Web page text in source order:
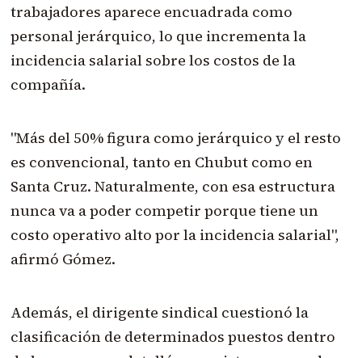
trabajadores aparece encuadrada como
personal jerárquico, lo que incrementa la
incidencia salarial sobre los costos de la
compañía.
"Más del 50% figura como jerárquico y el resto
es convencional, tanto en Chubut como en
Santa Cruz. Naturalmente, con esa estructura
nunca va a poder competir porque tiene un
costo operativo alto por la incidencia salarial",
afirmó Gómez.
Además, el dirigente sindical cuestionó la
clasificación de determinados puestos dentro